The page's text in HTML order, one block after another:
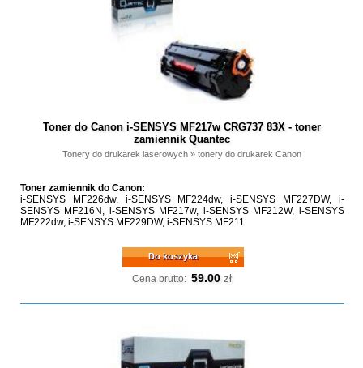
Toner do Canon i-SENSYS MF217w CRG737 83X - toner
zamiennik Quantec
Tonery do drukarek laserowych »tonery do drukarek Canon
Toner zamiennik do Canon:
i-SENSYS MF226dw, i-SENSYS MF224dw, i-SENSYS MF227DW, i-
SENSYS MF216N, i-SENSYS MF217w, i-SENSYS MF212W, i-SENSYS
MF222dw, i-SENSYS MF229DW, i-SENSYS MF211
Do koszyka
Cena brutto: 59.00 zł